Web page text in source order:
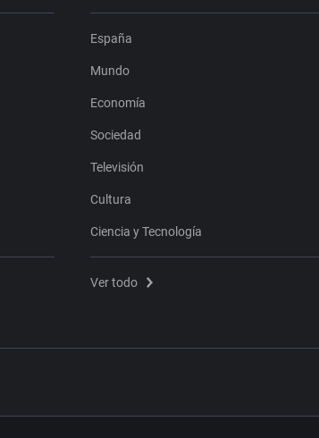
España
Mundo
Economía
Sociedad
Televisión
Cultura
Ciencia y Tecnología
Ver todo